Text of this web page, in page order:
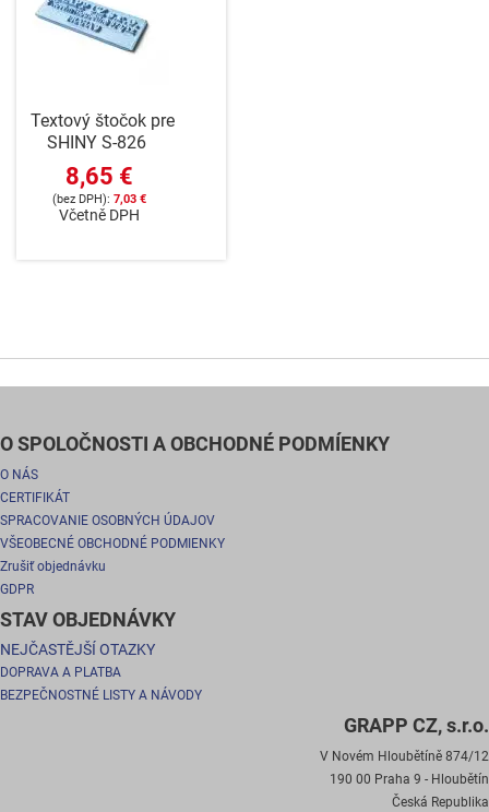
Textový štočok pre
SHINY S-826
8,65 €
7,03 €
Včetně DPH
O SPOLOČNOSTI A OBCHODNÉ PODMÍENKY
O NÁS
CERTIFIKÁT
SPRACOVANIE OSOBNÝCH ÚDAJOV
VŠEOBECNÉ OBCHODNÉ PODMIENKY
Zrušiť objednávku
GDPR
STAV OBJEDNÁVKY
NEJČASTĚJŠÍ OTAZKY
DOPRAVA A PLATBA
BEZPEČNOSTNÉ LISTY A NÁVODY
GRAPP CZ, s.r.o.
V Novém Hloubětíně 874/12
190 00 Praha 9 - Hloubětín
Česká Republika